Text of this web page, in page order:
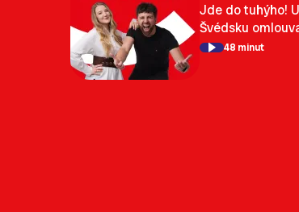
Jde do tuhýho!
Švédsku
48 minut